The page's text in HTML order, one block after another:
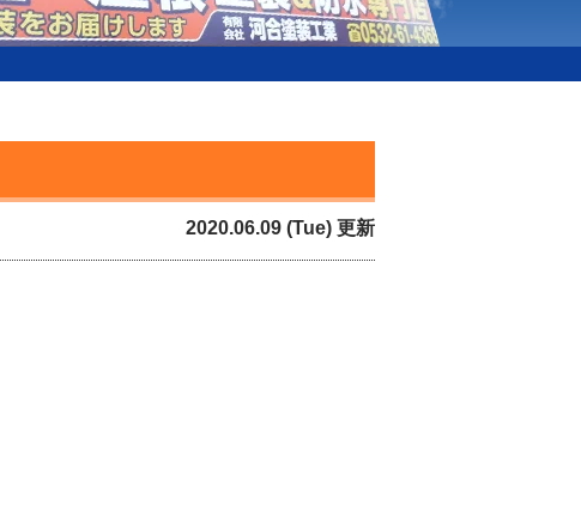
2020.06.09 (Tue) 更新